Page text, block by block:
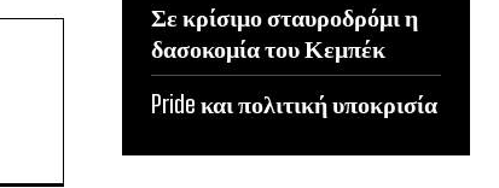
Σε κρίσιμο σταυροδρόμι η
δασοκομία του Κεμπέκ
Pride και πολιτική υποκρισία